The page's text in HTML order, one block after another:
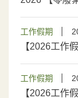
歡迎加入
工作假期
【2026工作
期日)
工作假期
【2026工作